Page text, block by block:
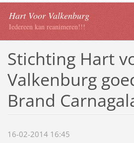
Hart Voor Valkenburg
Iedereen kan reanimeren!!!
Stichting Hart
Valkenburg
Brand
16-02-2014 16:45